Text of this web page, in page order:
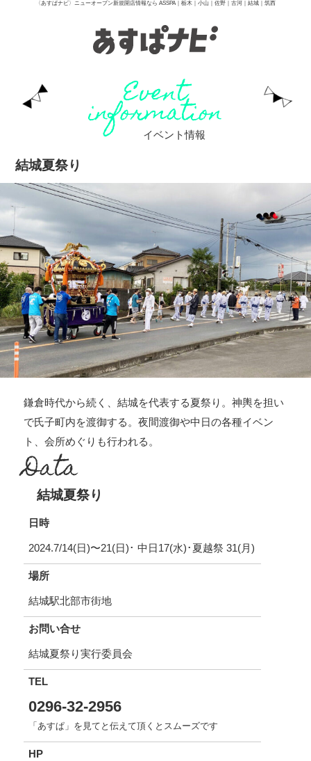
〈あすぱナビ〉ニューオープン新規開店情報なら ASSPA｜栃木｜小山｜佐野｜古河｜結城｜筑西
Event
information
イベント情報
結城夏祭り
鎌倉時代から続く、結城を代表する夏祭り。神輿を担い
で氏子町内を渡御する。夜間渡御や中日の各種イベン
ト、会所めぐりも行われる。
Data
結城夏祭り
日時
2024.7/14(日)〜21(日)･ 中日17(水)･夏越祭 31(月)
場所
結城駅北部市街地
お問い合せ
結城夏祭り実行委員会
TEL
0296-32-2956
「あすぱ」を見てと伝えて頂くとスムーズです
HP